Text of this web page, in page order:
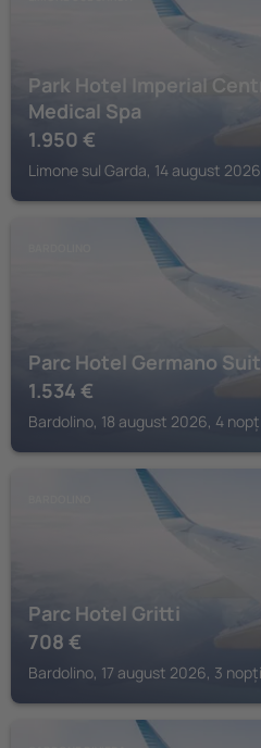
Park Hotel Imperial
Medical Spa
1.950 €
Limone sul Garda, 14 august
Parc Hotel Germano
1.534 €
Bardolino, 18 august 2026, 4 nopți
Parc Hotel Gritti
708 €
Bardolino, 17 august 2026, 3 nopți